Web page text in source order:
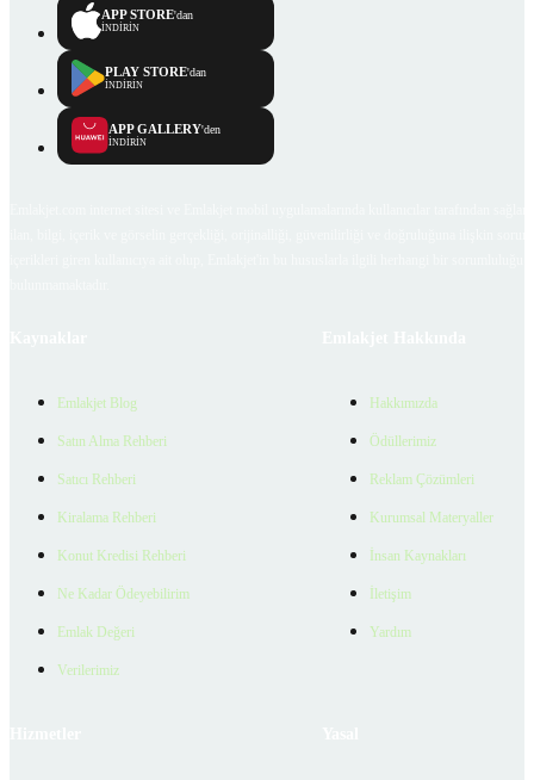
APP STORE'dan
İNDİRİN
PLAY STORE'dan
İNDİRİN
APP GALLERY'den
İNDİRİN
Emlakjet Blog
Satın Alma Rehberi
Satıcı Rehberi
Kiralama Rehberi
Konut Kredisi Rehberi
Ne Kadar Ödeyebilirim
Emlak Değeri
Verilerimiz
Hakkımızda
Ödüllerimiz
Reklam Çözümleri
Kurumsal Materyaller
İnsan Kaynakları
İletişim
Yardım